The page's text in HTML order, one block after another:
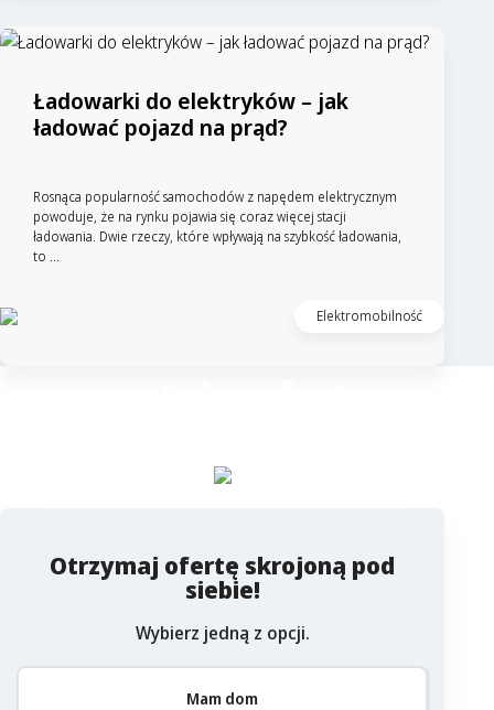
Ładowarki do elektryków – jak
ładować pojazd na prąd?
Rosnąca popularność samochodów z napędem elektrycznym
powoduje, że na rynku pojawia się coraz więcej stacji
ładowania. Dwie rzeczy, które wpływają na szybkość ładowania,
to ...
Elektromobilność
Otrzymaj ofertę skrojoną pod
siebie!
Wybierz jedną z opcji.
Mam dom